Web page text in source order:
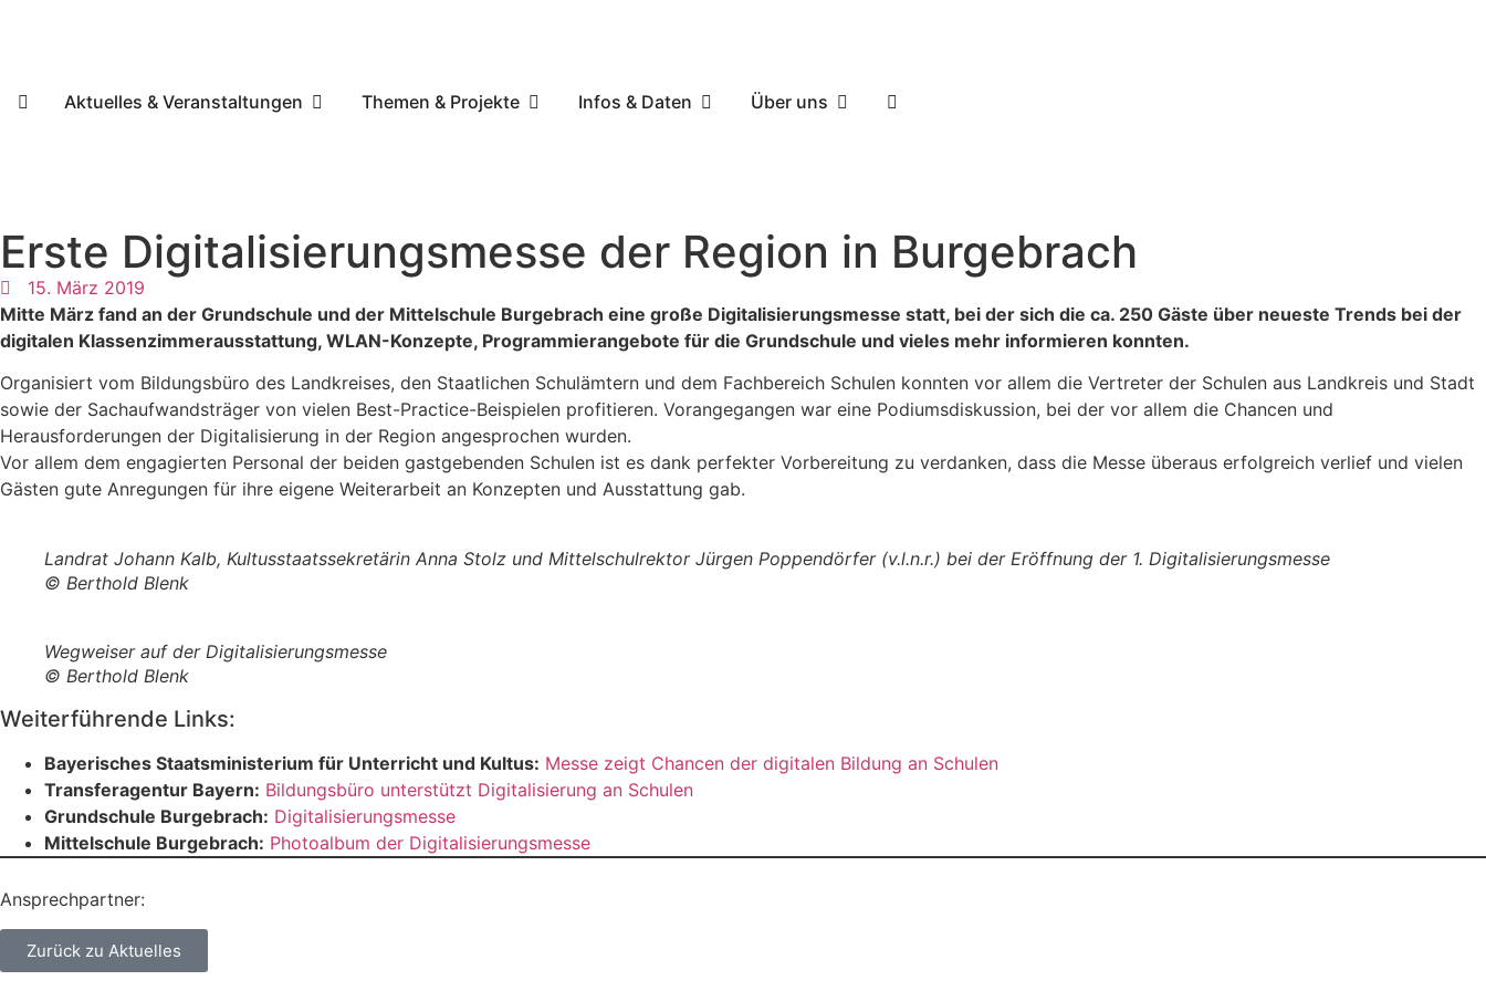
Aktuelles & Veranstaltungen Themen & Projekte Infos & Daten Über uns
Erste Digitalisierungsmesse der Region in Burgebrach
15. März 2019
Mitte März fand an der Grundschule und der Mittelschule Burgebrach eine große Digitalisierungsmesse statt, bei der sich die ca. 250 Gäste über neueste Trends bei der
digitalen Klassenzimmerausstattung, WLAN-Konzepte, Programmierangebote für die Grundschule und vieles mehr informieren konnten.
Organisiert vom Bildungsbüro des Landkreises, den Staatlichen Schulämtern und dem Fachbereich Schulen konnten vor allem die Vertreter der Schulen aus Landkreis und Stadt
sowie der Sachaufwandsträger von vielen Best-Practice-Beispielen profitieren. Vorangegangen war eine Podiumsdiskussion, bei der vor allem die Chancen und
Herausforderungen der Digitalisierung in der Region angesprochen wurden.
Vor allem dem engagierten Personal der beiden gastgebenden Schulen ist es dank perfekter Vorbereitung zu verdanken, dass die Messe überaus erfolgreich verlief und vielen
Gästen gute Anregungen für ihre eigene Weiterarbeit an Konzepten und Ausstattung gab.
Landrat Johann Kalb, Kultusstaatssekretärin Anna Stolz und Mittelschulrektor Jürgen Poppendörfer (v.l.n.r.) bei der Eröffnung der 1. Digitalisierungsmesse
© Berthold Blenk
Wegweiser auf der Digitalisierungsmesse
© Berthold Blenk
Weiterführende Links:
Bayerisches Staatsministerium für Unterricht und Kultus: Messe zeigt Chancen der digitalen Bildung an Schulen
Transferagentur Bayern: Bildungsbüro unterstützt Digitalisierung an Schulen
Grundschule Burgebrach: Digitalisierungsmesse
Mittelschule Burgebrach: Photoalbum der Digitalisierungsmesse
Ansprechpartner:
Zurück zu Aktuelles